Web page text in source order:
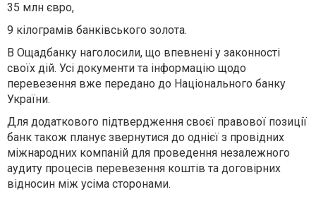
35 млн євро,
9 кілограмів банківського золота.
В Ощадбанку наголосили, що впевнені у законності
своїх дій. Усі документи та інформацію щодо
перевезення вже передано до Національного банку
України.
Для додаткового підтвердження своєї правової позиції
банк також планує звернутися до однієї з провідних
міжнародних компаній для проведення незалежного
аудиту процесів перевезення коштів та договірних
відносин між усіма сторонами.